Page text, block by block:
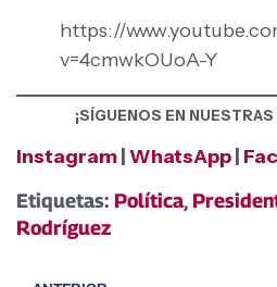
https://
v=4cmwkOUoA-Y
¡SÍGUENOS EN
Instagram|WhatsApp|
Etiquetas: Política,
Rodríguez